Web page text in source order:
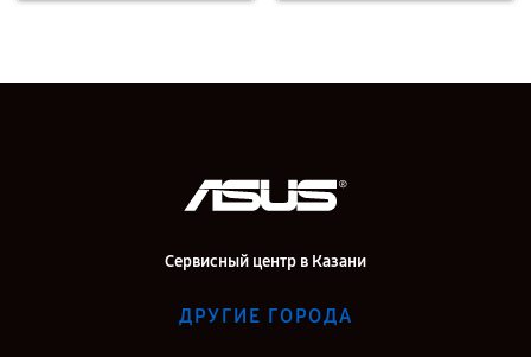
Сервисный центр в Казани
ДРУГИЕ ГОРОДА